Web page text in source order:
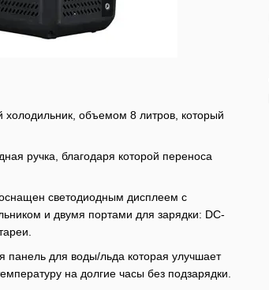
объемом 8 литров, который
ручка, благодаря которой переноса
светодиодным дисплеем с
и двумя портами для зарядки: DC-
панель для воды/льда которая улучшает
на долгие часы без подзарядки.